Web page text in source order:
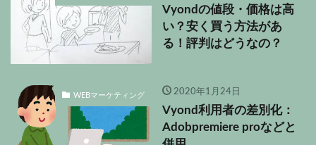
Vyondの値段・価格は高
い？安く買う方法があ
る！評判はどうなの？
WEBマーケティング 2020年1月24日
Vyond利用者の差別化：
Adobpremiere proなどと